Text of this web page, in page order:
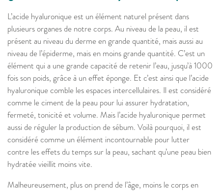
L’acide hyaluronique est un élément naturel présent dans
plusieurs organes de notre corps. Au niveau de la peau, il est
présent au niveau du derme en grande quantité, mais aussi au
niveau de l’épiderme, mais en moins grande quantité. C’est un
élément qui a une grande capacité de retenir l’eau, jusqu’à 1000
fois son poids, grâce à un effet éponge. Et c’est ainsi que l’acide
hyaluronique comble les espaces intercellulaires. Il est considéré
comme le ciment de la peau pour lui assurer hydratation,
fermeté, tonicité et volume. Mais l’acide hyaluronique permet
aussi de réguler la production de sébum. Voilà pourquoi, il est
considéré comme un élément incontournable pour lutter
contre les effets du temps sur la peau, sachant qu’une peau bien
hydratée vieillit moins vite.
Malheureusement, plus on prend de l’âge, moins le corps en